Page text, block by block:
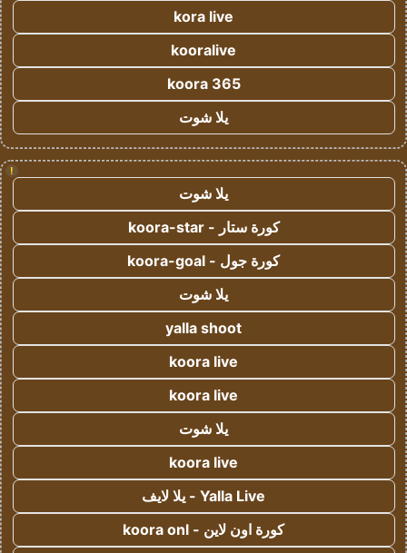
kora live
kooralive
koora 365
يلا شوت
!
يلا شوت
كورة ستار - koora-star
كورة جول - koora-goal
يلا شوت
yalla shoot
koora live
koora live
يلا شوت
koora live
Yalla Live - يلا لايف
كورة اون لاين - koora onl